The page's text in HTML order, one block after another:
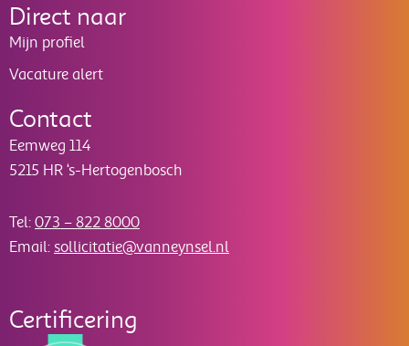
Direct naar
Mijn profiel
Vacature alert
Contact
Eemweg 114
5215 HR ‘s-Hertogenbosch
Tel:073 – 822 8000
Email: sollicitatie@vanneynsel.nl
Certificering